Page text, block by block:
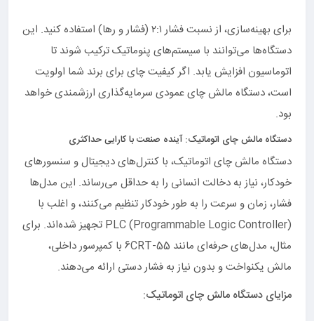
برای بهینه‌سازی، از نسبت فشار ۲:۱ (فشار و رها) استفاده کنید. این
دستگاه‌ها می‌توانند با سیستم‌های پنوماتیک ترکیب شوند تا
اتوماسیون افزایش یابد. اگر کیفیت چای برای برند شما اولویت
است، دستگاه مالش چای عمودی سرمایه‌گذاری ارزشمندی خواهد
بود.
دستگاه مالش چای اتوماتیک: آینده صنعت با کارایی حداکثری
دستگاه مالش چای اتوماتیک، با کنترل‌های دیجیتال و سنسورهای
خودکار، نیاز به دخالت انسانی را به حداقل می‌رساند. این مدل‌ها
فشار، زمان و سرعت را به طور خودکار تنظیم می‌کنند، و اغلب با
PLC (Programmable Logic Controller) تجهیز شده‌اند. برای
مثال، مدل‌های حرفه‌ای مانند 6CRT-55 با کمپرسور داخلی،
مالش یکنواخت و بدون نیاز به فشار دستی ارائه می‌دهند.
مزایای دستگاه مالش چای اتوماتیک: